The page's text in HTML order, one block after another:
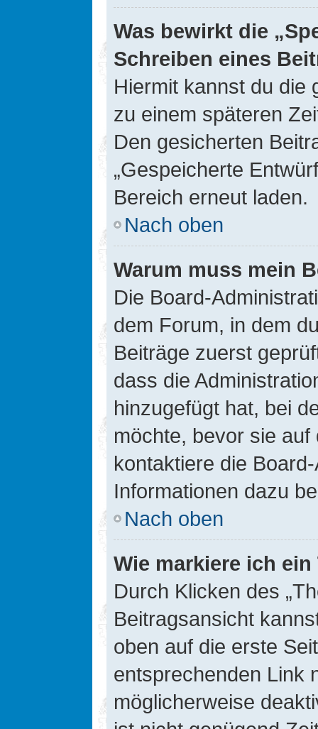
Was bewirkt die
Schreiben eines
Hiermit kannst du die
zu einem späteren
Den gesicherten
„Gespeicherte
Bereich erneut laden.
Nach oben
Warum muss mein
Die Board-
dem Forum, in dem
Beiträge zuerst
dass die
hinzugefügt hat, bei
möchte, bevor sie
kontaktiere die
Informationen dazu
Nach oben
Wie markiere ich
Durch Klicken des
Beitragsansicht
oben auf die erste
entsprechenden Link
möglicherweise